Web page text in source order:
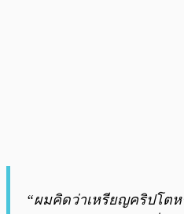
“ผมคิดว่าเหรียญคริปโต